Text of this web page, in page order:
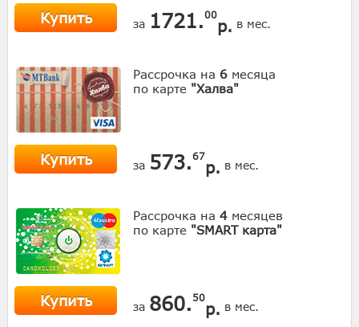
Купить за 1721.00
р. в мес.
Рассрочка на 6 месяца
по карте "Халва"
Купить за 573.67
р. в мес.
Рассрочка на 4 месяцев
по карте "SMART карта"
Купить за 860. 50
р. в мес.